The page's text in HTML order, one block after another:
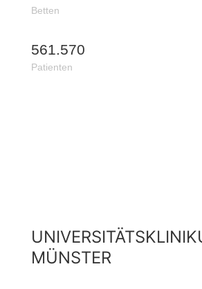
Betten
561.570
Patienten
MÜNSTER